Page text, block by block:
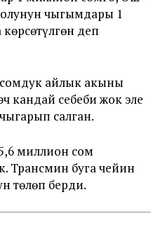
чыгымдары 1
деп
айлык акыны
кандай себеби жок эле
салган.
миллион сом
Трансмин буга чейин
төлөп берди.